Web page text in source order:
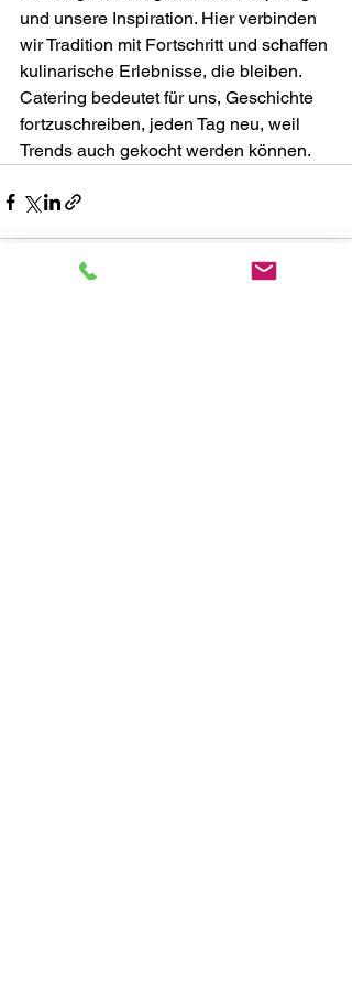
und unsere Inspiration. Hier verbinden
wir Tradition mit Fortschritt und schaffen
kulinarische Erlebnisse, die bleiben.
Catering bedeutet für uns, Geschichte
fortzuschreiben, jeden Tag neu, weil
Trends auch gekocht werden können.